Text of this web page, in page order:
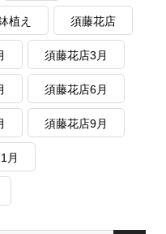
植え 須藤花店
須藤花店3月
須藤花店6月
須藤花店9月
月